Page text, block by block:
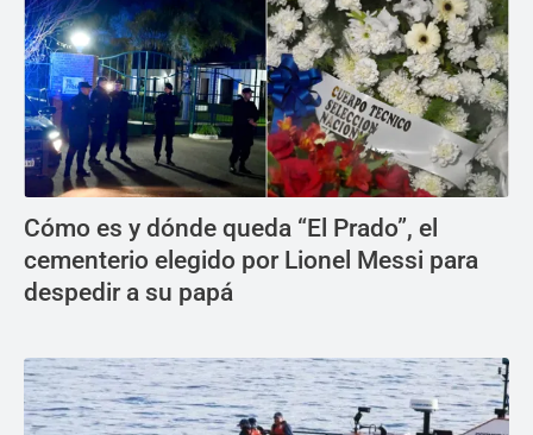
Cómo es y dónde queda “El Prado”, el
cementerio elegido por Lionel Messi para
despedir a su papá